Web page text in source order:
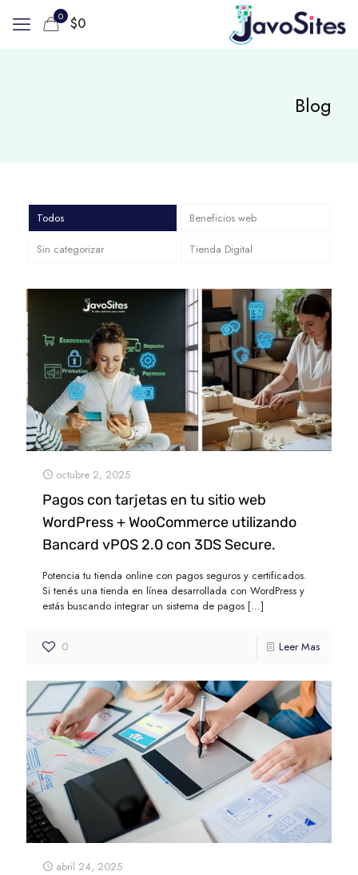
0 $0
Blog
Todos Beneficios web
Sin categorizar Tienda Digital
octubre 2, 2025
Pagos con tarjetas en tu sitio web
WordPress + WooCommerce utilizando
Bancard vPOS 2.0 con 3DS Secure.
Potencia tu tienda online con pagos seguros y certificados.
Si tenés una tienda en línea desarrollada con WordPress y
estás buscando integrar un sistema de pagos […]
0 Leer Mas
abril 24, 2025